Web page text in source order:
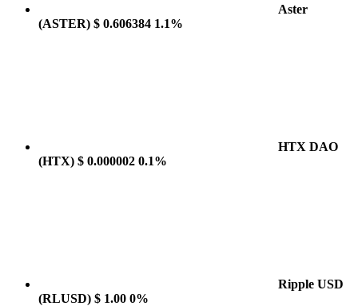
Aster
(ASTER) $ 0.606384 1.1%
HTX DAO
(HTX) $ 0.000002 0.1%
Ripple USD
(RLUSD) $ 1.00 0%